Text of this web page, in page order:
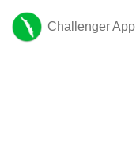
Challenger App